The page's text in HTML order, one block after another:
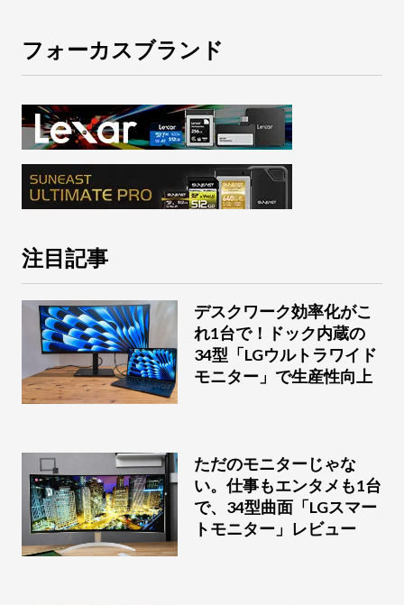
フォーカスブランド
注目記事
デスクワーク効率化がこ
れ1台で！ドック内蔵の
34型「LGウルトラワイド
モニター」で生産性向上
ただのモニターじゃな
い。仕事もエンタメも1台
で、34型曲面「LGスマー
トモニター」レビュー